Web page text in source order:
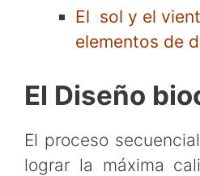
El sol y el
elementos de
El Diseño
El proceso
lograr la máxima